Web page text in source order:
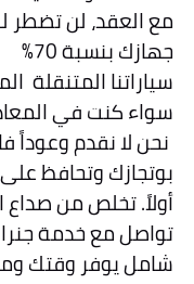
مع العقد، لن تضطر
جهازك بنسبة 70%
سياراتنا المتنقلة
سواء كنت في المعادي، 6 أكتوبر، أو
نحن لا نقدم
بوتجازك وتحافظ
أولاً. تخلص من صداع
تواصل مع خدمة
شامل يوفر وقتك